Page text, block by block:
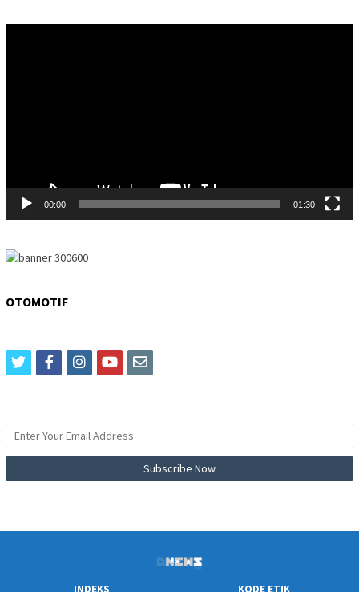
00:00 01:30
OTOMOTIF
twitterfacebookinstagram
youtubeemail
INDEKS KODE ETIK